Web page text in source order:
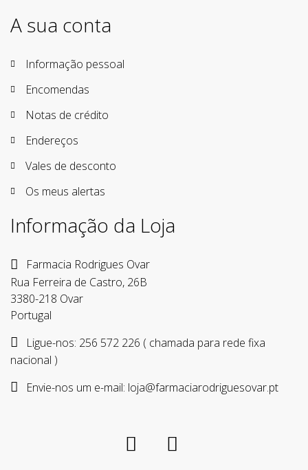
A sua conta
Informação pessoal
Encomendas
Notas de crédito
Endereços
Vales de desconto
Os meus alertas
Informação da Loja
Farmacia Rodrigues Ovar
Rua Ferreira de Castro, 26B
3380-218 Ovar
Portugal
Ligue-nos: 256 572 226 ( chamada para rede fixa
nacional )
Envie-nos um e-mail: loja@farmaciarodriguesovar.pt